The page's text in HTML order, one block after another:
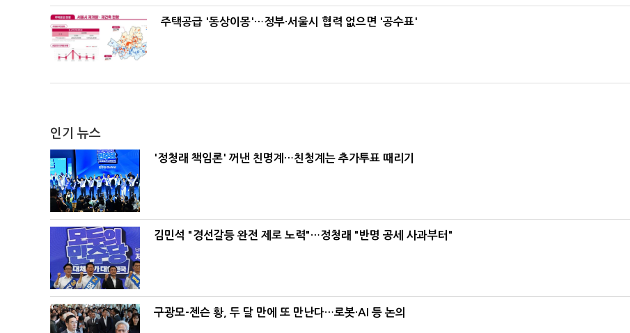
주택공급 '동상이몽'…정부·서울시 협력 없으면 '공수표'
인기 뉴스
'정청래 책임론' 꺼낸 친명계…친청계는 추가투표 때리기
김민석 "경선갈등 완전 제로 노력"…정청래 "반명 공세 사과부터"
구광모-젠슨 황, 두 달 만에 또 만난다…로봇·AI 등 논의